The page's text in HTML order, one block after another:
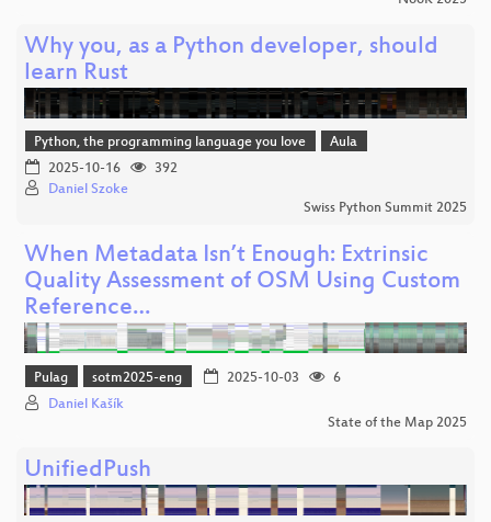
Why you, as a Python developer, should
learn Rust
Python, the programming language you love
Aula
2025-10-16
392
Daniel Szoke
Swiss Python Summit 2025
When Metadata Isn’t Enough: Extrinsic
Quality Assessment of OSM Using Custom
Reference…
Pulag sotm2025-eng 2025-10-03
6
Daniel Kašík
State of the Map 2025
UnifiedPush